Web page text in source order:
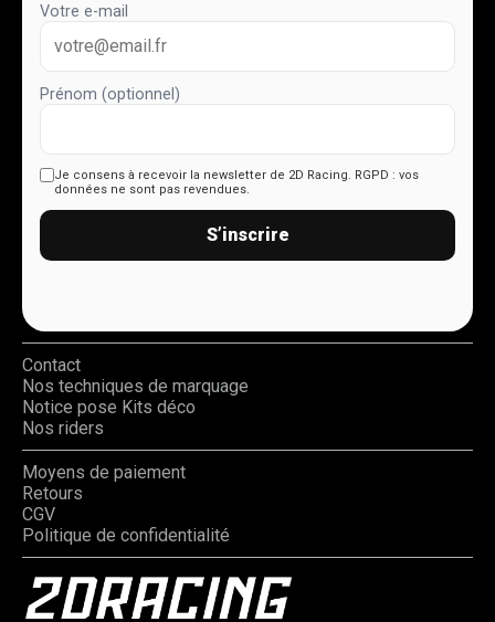
Votre e-mail
Prénom (optionnel)
Je consens à recevoir la newsletter de 2D Racing. RGPD : vos
données ne sont pas revendues.
S’inscrire
Contact
Nos techniques de marquage
Notice pose Kits déco
Nos riders
Moyens de paiement
Retours
CGV
Politique de confidentialité